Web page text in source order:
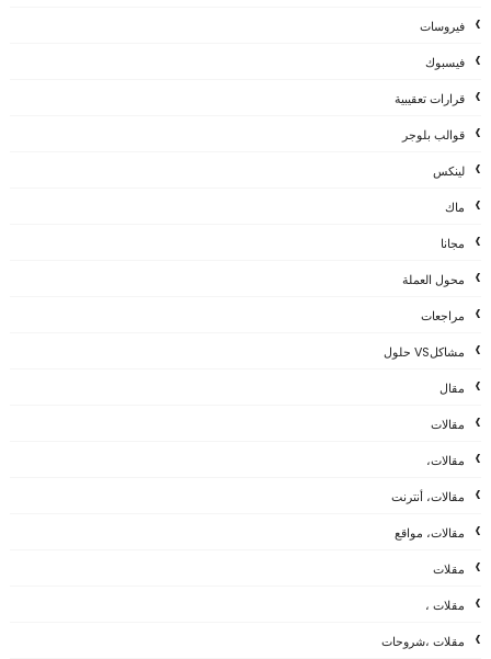
فيروسات
فيسبوك
قرارات تعقيبية
قوالب بلوجر
لينكس
ماك
مجانا
محول العملة
مراجعات
مشاكلVS حلول
مقال
مقالات
مقالات،
مقالات، أنترنت
مقالات، مواقع
مقلات
مقلات ،
مقلات ،شروحات